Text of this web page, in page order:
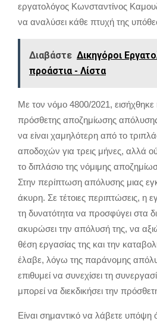
εργατολόγος Κωνσταντίνος
να αναλύσει κάθε πτυχή της
Διαβάστε Δικηγόροι
προάστια - Λίστα
Με τον νόμο 4800/2021, εισήχθηκε
πρόσθετης αποζημίωσης
να είναι χαμηλότερη από το
αποδοχών για τρεις μήνες, αλλά
το διπλάσιο της νόμιμης
Στην περίπτωση απόλυσης μιας
άκυρη. Σε τέτοιες περιπτώσεις, η
τη δυνατότητα να προσφύγει στα
ακυρώσει την απόλυσή της, να
θέση εργασίας της και την
έλαβε, λόγω της παράνομης
επιθυμεί να συνεχίσει τη
μπορεί να διεκδικήσει την
Είναι σημαντικό να λάβετε υπόψη